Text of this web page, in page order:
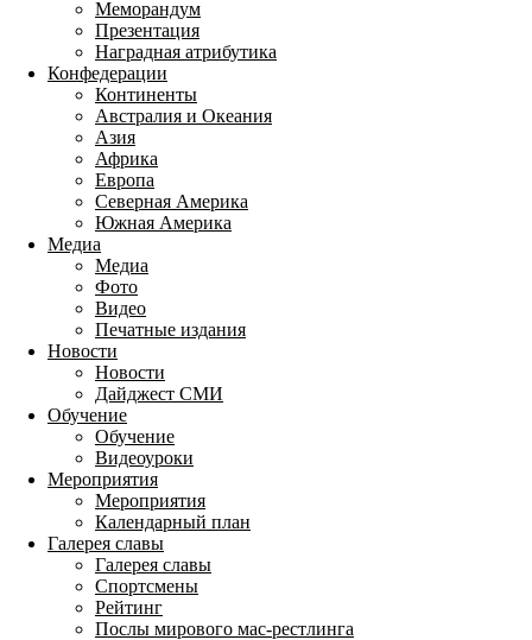
Меморандум
Презентация
Наградная атрибутика
Конфедерации
Континенты
Австралия и Океания
Азия
Африка
Европа
Северная Америка
Южная Америка
Медиа
Медиа
Фото
Видео
Печатные издания
Новости
Новости
Дайджест СМИ
Обучение
Обучение
Видеоуроки
Мероприятия
Мероприятия
Календарный план
Галерея славы
Галерея славы
Спортсмены
Рейтинг
Послы мирового мас-рестлинга